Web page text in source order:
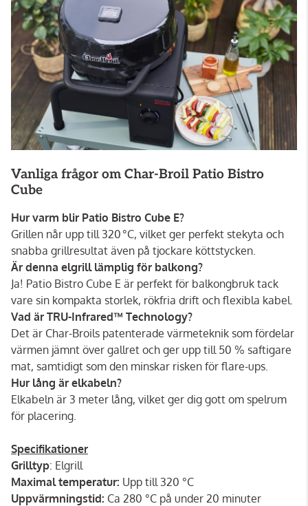
Vanliga frågor om Char-Broil Patio Bistro
Cube
Hur varm blir Patio Bistro Cube E?
Grillen når upp till 320 °C, vilket ger perfekt stekyta och
snabba grillresultat även på tjockare köttstycken.
Är denna elgrill lämplig för balkong?
Ja! Patio Bistro Cube E är perfekt för balkongbruk tack
vare sin kompakta storlek, rökfria drift och flexibla kabel.
Vad är TRU-Infrared™ Technology?
Det är Char-Broils patenterade värmeteknik som fördelar
värmen jämnt över gallret och ger upp till 50 % saftigare
mat, samtidigt som den minskar risken för flare-ups.
Hur lång är elkabeln?
Elkabeln är 3 meter lång, vilket ger dig gott om spelrum
för placering.
Specifikationer
Grilltyp: Elgrill
Maximal temperatur: Upp till 320 °C
Uppvärmningstid: Ca 280 °C på under 20 minuter